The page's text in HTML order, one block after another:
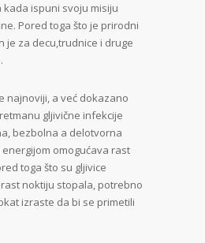
kada ispuni svoju misiju
Pored toga što je prirodni
je za decu,trudnice i druge
najnoviji, a već dokazano
gljivične infekcije
bezbolna a delotvorna
omogućava rast
toga što su gljivice
noktiju stopala, potrebno
izraste da bi se primetili